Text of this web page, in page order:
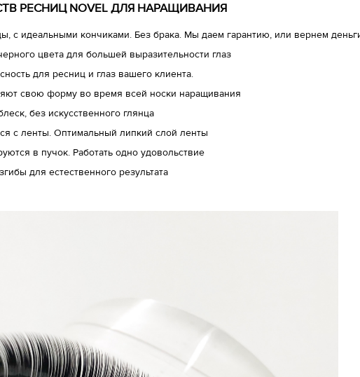
РЕСНИЦ NOVEL ДЛЯ НАРАЩИВАНИЯ
с идеальными кончиками. Без брака. Мы даем гарантию, или вернем
цвета для большей выразительности глаз
для ресниц и глаз вашего клиента.
свою форму во время всей носки наращивания
без искусственного глянца
с ленты. Оптимальный липкий слой ленты
в пучок. Работать одно удовольствие
для естественного результата